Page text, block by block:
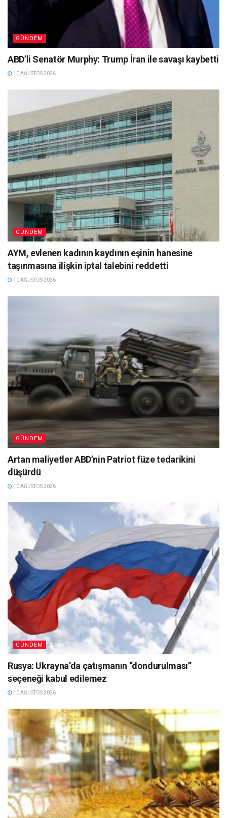
GÜNDEM
ABD’li Senatör Murphy: Trump İran ile savaşı kaybetti
10 AĞUSTOS 2026
GÜNDEM
AYM, evlenen kadının kaydının eşinin hanesine
taşınmasına ilişkin iptal talebini reddetti
10 AĞUSTOS 2026
GÜNDEM
Artan maliyetler ABD’nin Patriot füze tedarikini
düşürdü
10 AĞUSTOS 2026
GÜNDEM
Rusya: Ukrayna’da çatışmanın “dondurulması”
seçeneği kabul edilemez
10 AĞUSTOS 2026